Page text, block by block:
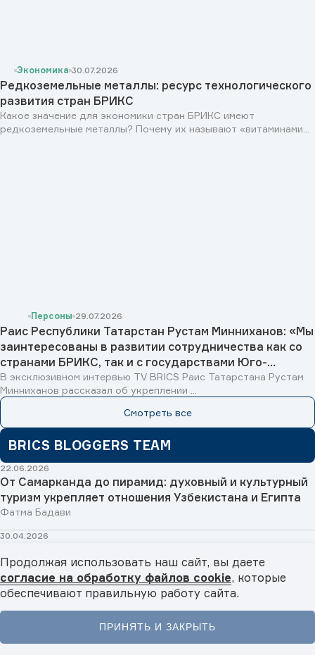
Главная Новости Видео Подкасты Меню
Экономика 30.07.2026
Редкоземельные металлы: ресурс технологического
развития стран БРИКС
Какое значение для экономики стран БРИКС имеют
редкоземельные металлы? Почему их называют «витаминами...
Персоны 29.07.2026
Раис Республики Татарстан Рустам Минниханов: «Мы
заинтересованы в развитии сотрудничества как со
странами БРИКС, так и с государствами Юго-
Восточной Азии, Исламского мира и Латинской
Америки»
В эксклюзивном интервью TV BRICS Раис Татарстана Рустам
Минниханов рассказал об укреплении ...
Смотреть все
BRICS BLOGGERS TEAM
22.06.2026
От Самарканда до пирамид: духовный и культурный
туризм укрепляет отношения Узбекистана и Египта
Фатма Бадави
30.04.2026
откроют новые возможности для путешественников
в 2026 году
Фатма Бадави
Долголетие в странах БРИКС: программы,
разработки и подходы
Продолжая использовать наш сайт, вы даете
согласие на обработку файлов cookie, которые
обеспечивают правильную работу сайта.
ПРИНЯТЬ И ЗАКРЫТЬ